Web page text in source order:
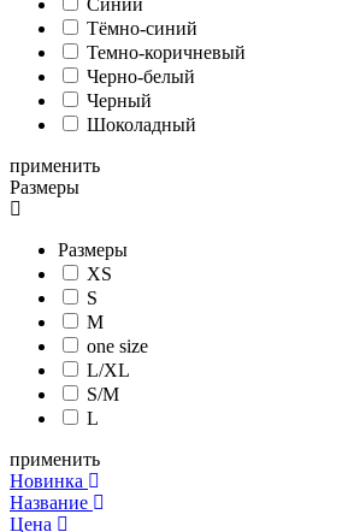
Тёмно-синий
Темно-коричневый
Черно-белый
Черный
Шоколадный
применить
Размеры
Размеры
XS
S
M
one size
L/XL
S/M
L
применить
Новинка
Название
Цена